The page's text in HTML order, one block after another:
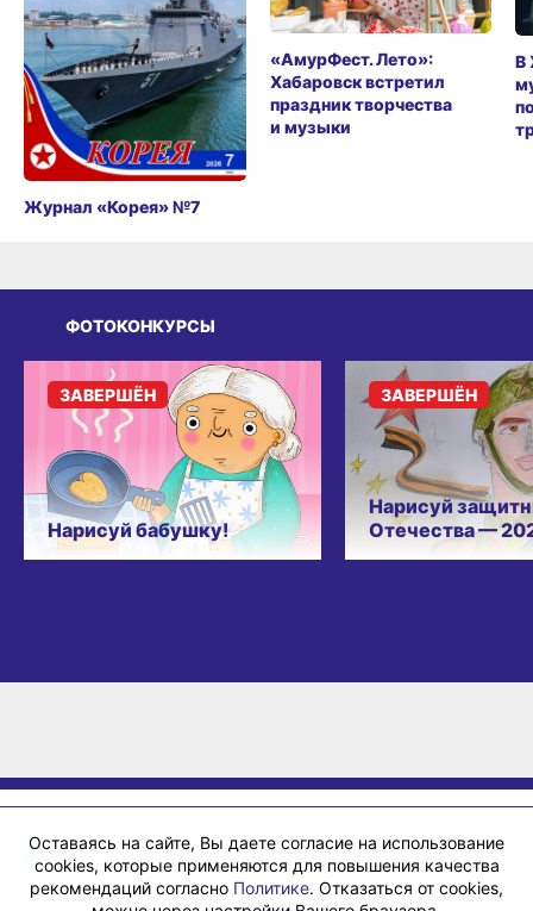
Журнал «Корея» №7
«АмурФест. Лето»:
Хабаровск встретил
праздник творчества
и музыки
В
ФОТОКОНКУРСЫ
Нарисуй бабушку!
ЗАВЕРШЁН
Нарисуй
Отечества —
ЗАВЕРШЁН
Оставаясь на сайте, Вы даете согласие на использование
cookies, которые применяются для повышения качества
рекомендаций согласно Политике. Отказаться от cookies,